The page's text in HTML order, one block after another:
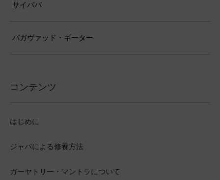
サイババ
バガヴァッド・ギーター
コンテンツ
はじめに
ジャパによる修養方法
ガーヤトリー・マントラについて